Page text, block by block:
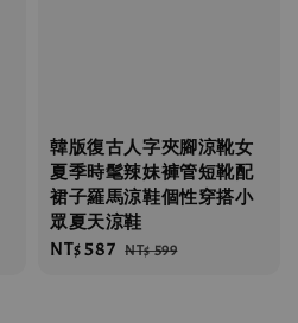
韓版復古人字夾腳涼靴女
夏季時髦辣妹褲管短靴配
裙子羅馬涼鞋個性穿搭小
眾夏天涼鞋
Sale
NT$ 587 Regular
NT$ 599